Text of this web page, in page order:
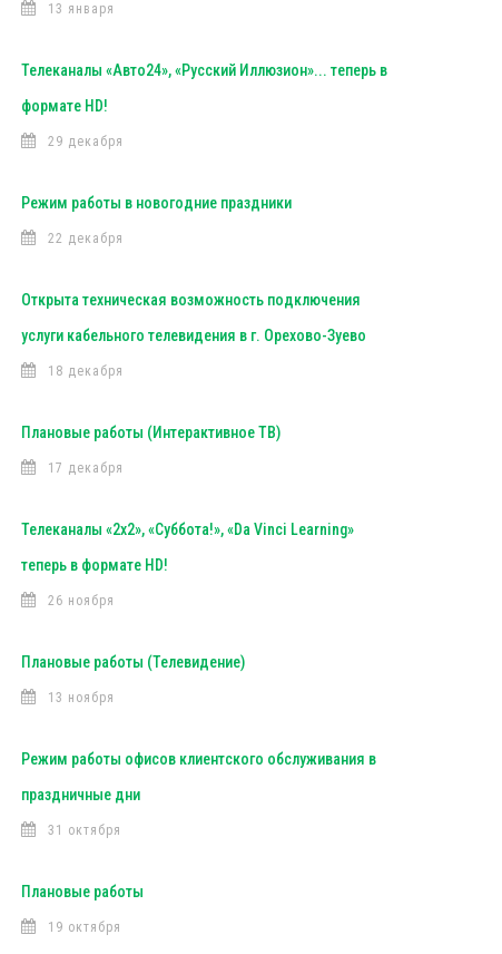
13 января
Телеканалы «Авто24», «Русский Иллюзион»... теперь в
формате HD!
29 декабря
Режим работы в новогодние праздники
22 декабря
Открыта техническая возможность подключения
услуги кабельного телевидения в г. Орехово-Зуево
18 декабря
Плановые работы (Интерактивное ТВ)
17 декабря
Телеканалы «2х2», «Суббота!», «Da Vinci Learning»
теперь в формате HD!
26 ноября
Плановые работы (Телевидение)
13 ноября
Режим работы офисов клиентского обслуживания в
праздничные дни
31 октября
Плановые работы
19 октября